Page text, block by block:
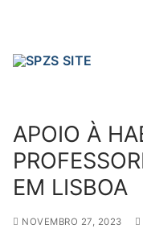
FENPROF CGTP-IN
APOIO À
EM LISBOA
NOVEMBRO 27, 2023